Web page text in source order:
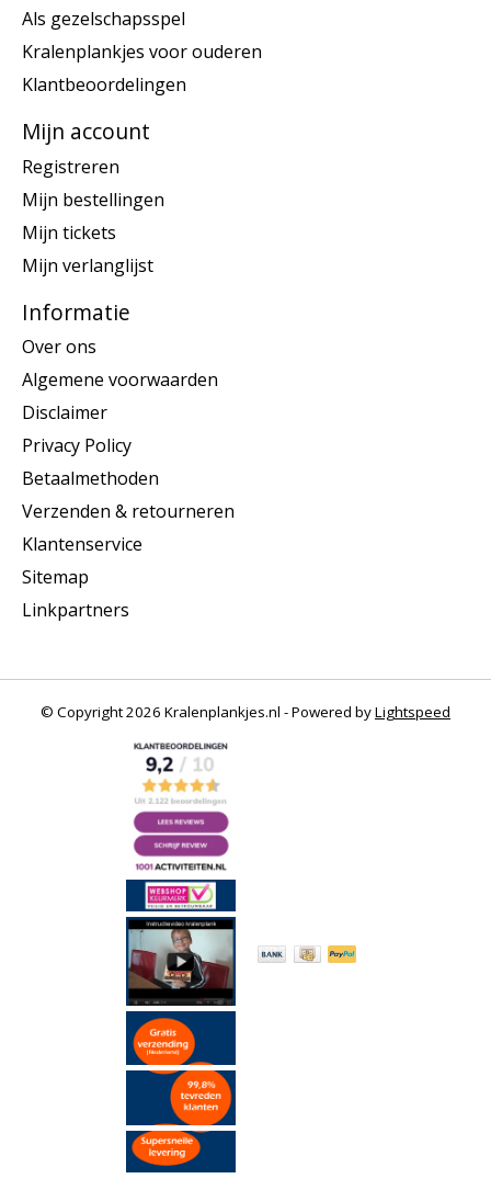
Als gezelschapsspel
Kralenplankjes voor ouderen
Klantbeoordelingen
Mijn account
Registreren
Mijn bestellingen
Mijn tickets
Mijn verlanglijst
Informatie
Over ons
Algemene voorwaarden
Disclaimer
Privacy Policy
Betaalmethoden
Verzenden & retourneren
Klantenservice
Sitemap
Linkpartners
© Copyright 2026 Kralenplankjes.nl - Powered byLightspeed